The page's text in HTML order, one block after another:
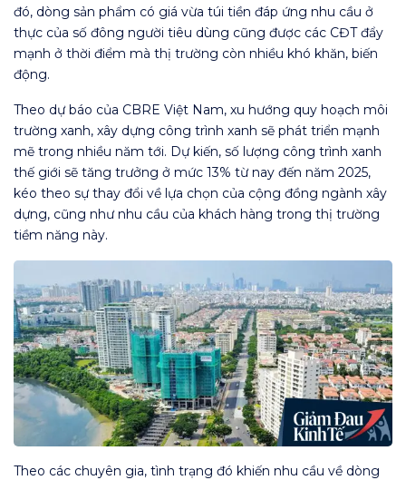
đó, dòng sản phẩm có giá vừa túi tiền đáp ứng nhu cầu ở
thực của số đông người tiêu dùng cũng được các CĐT đẩy
mạnh ở thời điểm mà thị trường còn nhiều khó khăn, biến
động.
Theo dự báo của CBRE Việt Nam, xu hướng quy hoạch môi
trường xanh, xây dựng công trình xanh sẽ phát triển mạnh
mẽ trong nhiều năm tới. Dự kiến, số lượng công trình xanh
thế giới sẽ tăng trưởng ở mức 13% từ nay đến năm 2025,
kéo theo sự thay đổi về lựa chọn của cộng đồng ngành xây
dựng, cũng như nhu cầu của khách hàng trong thị trường
tiềm năng này.
Theo các chuyên gia, tình trạng đó khiến nhu cầu về dòng